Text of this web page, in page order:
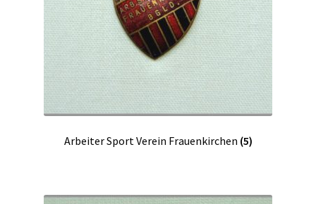
Arbeiter Sport Verein Frauenkirchen (5)